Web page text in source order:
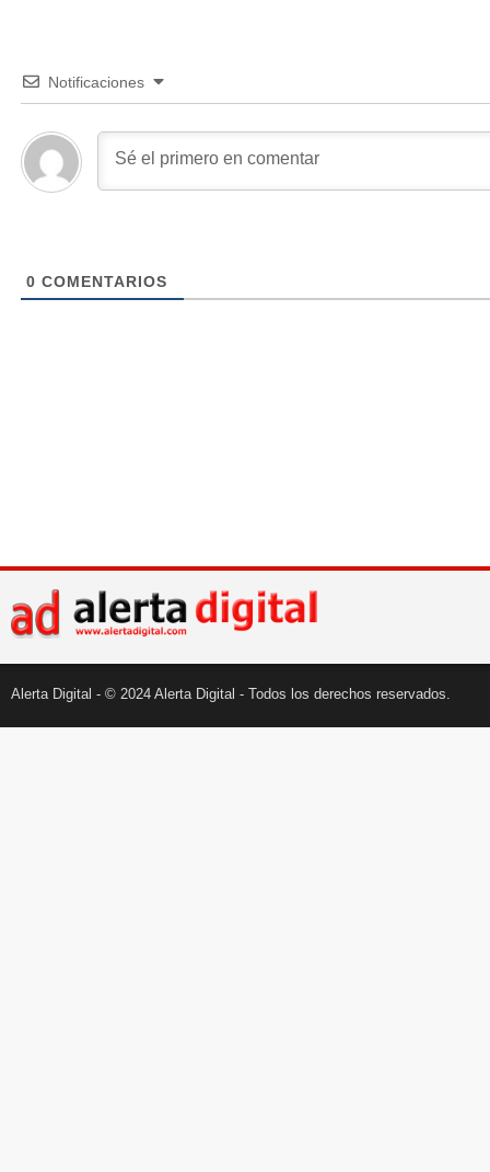
Notificaciones
0 COMENTARIOS
Alerta Digital - © 2024 Alerta Digital - Todos los derechos reservados.